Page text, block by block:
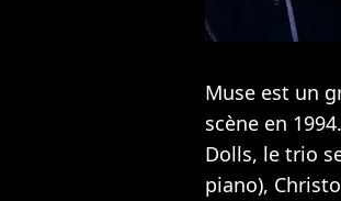
Muse est un
scène en
Dolls, le trio
piano),